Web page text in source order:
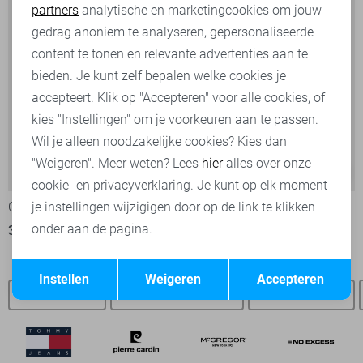
-50%
Cast Iron Polo
35,00 69,99
Cast Iron Polo
Marketing cookies
Terug Opslaan
partners analytische en marketingcookies om jouw
gedrag anoniem te analyseren, gepersonaliseerde
content te tonen en relevante advertenties aan te
bieden. Je kunt zelf bepalen welke cookies je
accepteert. Klik op "Accepteren" voor alle cookies, of
kies "Instellingen" om je voorkeuren aan te passen.
Wil je alleen noodzakelijke cookies? Kies dan
"Weigeren". Meer weten? Lees hieralles over onze
cookie- en privacyverklaring. Je kunt op elk moment
je instellingen wijzigigen door op de link te klikken
onder aan de pagina.
Accepteren
Weigeren
Instellen